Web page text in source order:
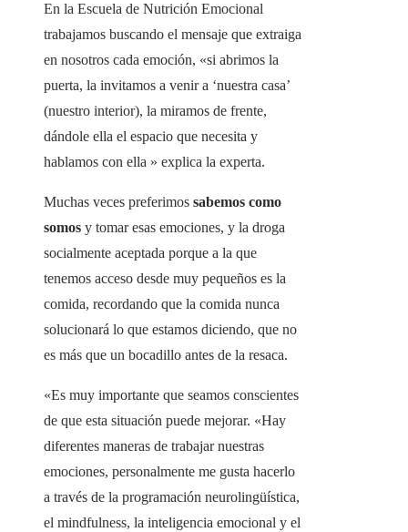
En la Escuela de Nutrición Emocional
trabajamos buscando el mensaje que extraiga
en nosotros cada emoción, «si abrimos la
puerta, la invitamos a venir a ‘nuestra casa’
(nuestro interior), la miramos de frente,
dándole ella el espacio que necesita y
hablamos con ella » explica la experta.
Muchas veces preferimos sabemos como
somos y tomar esas emociones, y la droga
socialmente aceptada porque a la que
tenemos acceso desde muy pequeños es la
comida, recordando que la comida nunca
solucionará lo que estamos diciendo, que no
es más que un bocadillo antes de la resaca.
«Es muy importante que seamos conscientes
de que esta situación puede mejorar. «Hay
diferentes maneras de trabajar nuestras
emociones, personalmente me gusta hacerlo
a través de la programación neurolingüística,
el mindfulness, la inteligencia emocional y el